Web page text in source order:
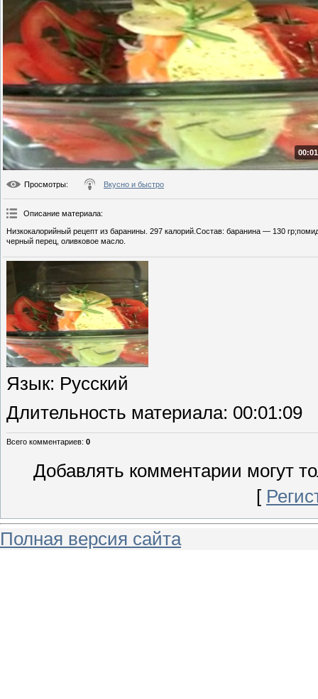
Просмотры: Вкусно и быстро
Описание материала:
Низкокалорийный рецепт из баранины. 297 калорий.Состав: баранина — 130
черный перец, оливковое масло.
Язык: Русский
Длительность материала: 00:01:09
Всего комментариев: 0
Добавлять комментарии могут
[
Полная версия сайта